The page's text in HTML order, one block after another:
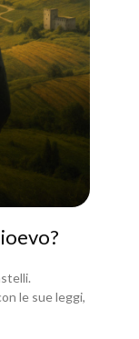
le sue leggi,